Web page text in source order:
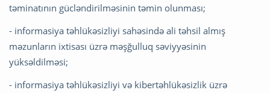
təminatının gücləndirilməsinin təmin olunması;
- informasiya təhlükəsizliyi sahəsində ali təhsil almış
məzunların ixtisası üzrə məşğulluq səviyyəsinin
yüksəldilməsi;
- informasiya təhlükəsizliyi və kibertəhlükəsizlik üzrə